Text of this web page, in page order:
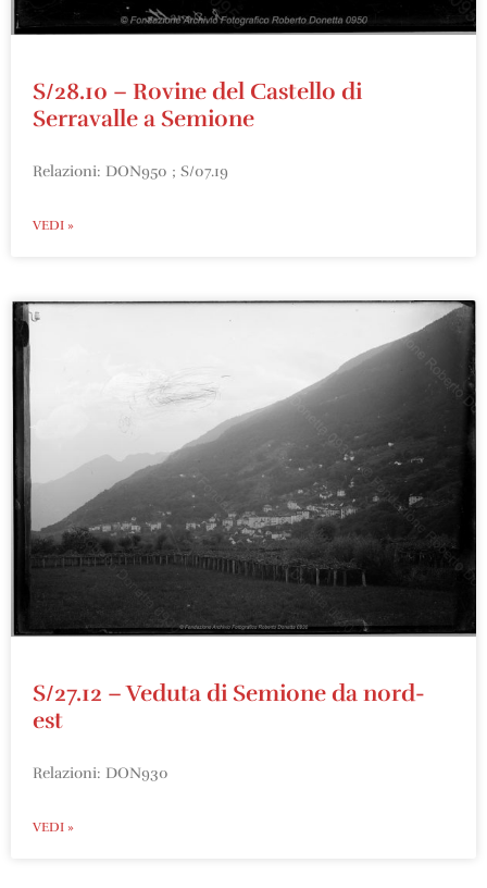
S/28.10 – Rovine del Castello di
Serravalle a Semione
Relazioni: DON950 ; S/07.19
VEDI »
S/27.12 – Veduta di Semione da nord-
est
Relazioni: DON930
VEDI »